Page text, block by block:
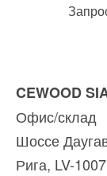
CEWOOD
Офис/склад
Шоссе
Рига, LV-